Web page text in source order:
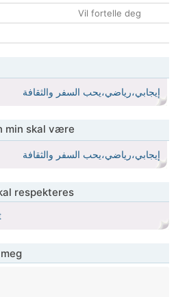
Vil fortelle deg
إيجابي،رياضي،يحب السفر والثقافة
min skal være
إيجابي،رياضي،يحب السفر والثقافة
respekteres